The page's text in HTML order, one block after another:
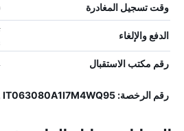
وقت تسجيل المغادرة
الدفع والإلغاء
رقم مكتب الاستقبال
رقم الرخصة: 15063080ALB0801, IT063080A1I7M4WQ95